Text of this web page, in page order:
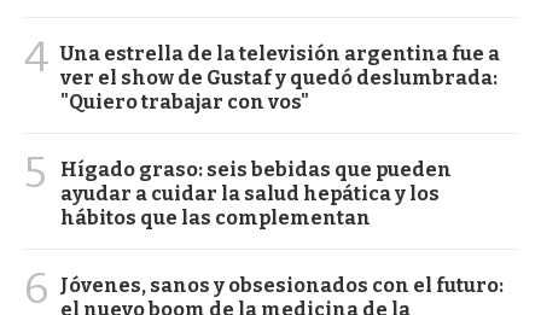
4 Una estrella de la televisión argentina fue a
ver el show de Gustaf y quedó deslumbrada:
"Quiero trabajar con vos"
5
Hígado graso: seis bebidas que pueden
ayudar a cuidar la salud hepática y los
hábitos que las complementan
6
Jóvenes, sanos y obsesionados con el futuro:
el nuevo boom de la medicina de la